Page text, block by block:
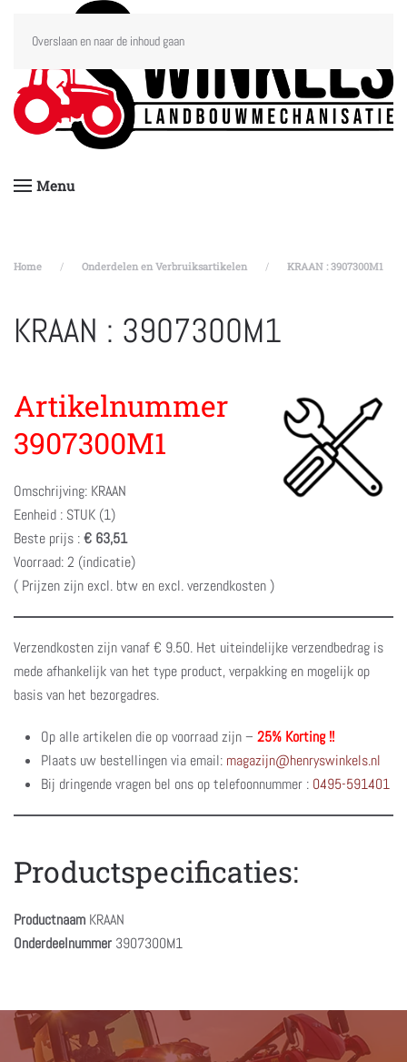
Overslaan en naar de inhoud gaan
Menu
Home Onderdelen en Verbruiksartikelen KRAAN : 3907300M1
KRAAN : 3907300M1
Artikelnummer
3907300M1
Omschrijving: KRAAN
Eenheid : STUK (1)
Beste prijs :€ 63,51
Voorraad: 2 (indicatie)
( Prijzen zijn excl. btw en excl. verzendkosten )
Verzendkosten zijn vanaf € 9.50. Het uiteindelijke verzendbedrag is
mede afhankelijk van het type product, verpakking en mogelijk op
basis van het bezorgadres.
Op alle artikelen die op voorraad zijn – 25% Korting !!
Plaats uw bestellingen via email: magazijn@henryswinkels.nl
Bij dringende vragen bel ons op telefoonnummer : 0495-591401
Productspecificaties:
Productnaam KRAAN
Onderdeelnummer 3907300M1